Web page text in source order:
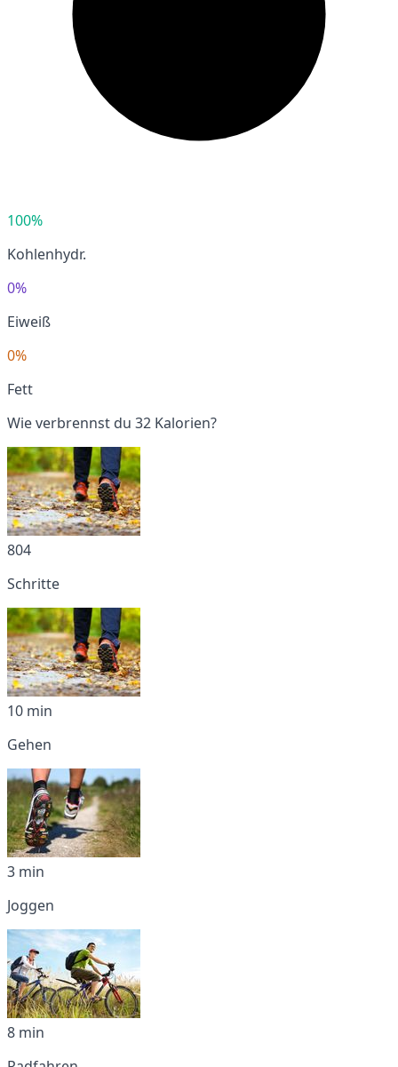
100%
Kohlenhydr.
0%
Eiweiß
0%
Fett
Wie verbrennst du 32 Kalorien?
804
Schritte
10 min
Gehen
3 min
Joggen
8 min